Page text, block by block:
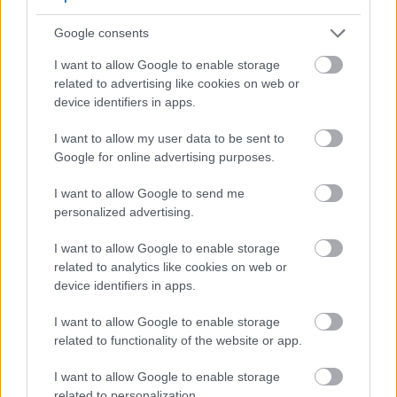
Google consents
I want to allow Google to enable storage
related to advertising like cookies on web or
device identifiers in apps.
I want to allow my user data to be sent to
Google for online advertising purposes.
I want to allow Google to send me
personalized advertising.
I want to allow Google to enable storage
related to analytics like cookies on web or
device identifiers in apps.
I want to allow Google to enable storage
related to functionality of the website or app.
I want to allow Google to enable storage
ιδιαίτερα βιοδιαθέσιμο και αξιοποιείται εύκολα από
τον ανθρώπινο οργανισμό. Ο συνδυασμός τους με
τοστ και αβοκάντο προσθέτει υγιή μονοακόρεστα
λιπαρά, τα οποία βοηθούν το σώμα να
που βρίσκονται στον κρόκο του αυγού. Αυτό το
ισορροπημένο σνακ έχει πιο αργό ρυθμό πέψης σε
σχέση με ένα ρόφημα, προσφέροντας ενέργεια
μεγαλύτερης διάρκειας και βοηθώντας στην
αποφυγή έντονης πείνας ή λιγούρας μετά την
προπόνηση.
Ενταμάμε με θαλασσινό αλάτι
Το ενταμάμε είναι μία από τις λίγες φυτικές τροφές
που θεωρούνται πλήρεις πρωτεΐνες, καθώς